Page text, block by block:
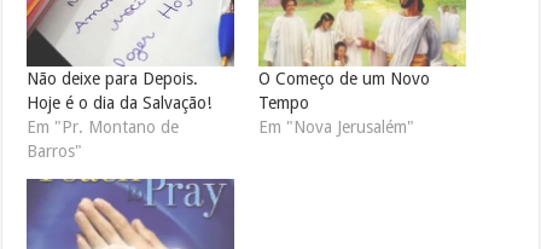
Não deixe para Depois.
Hoje é o dia da Salvação!
Em "Pr. Montano de
Barros"
O Começo de um Novo
Tempo
Em "Nova Jerusalém"